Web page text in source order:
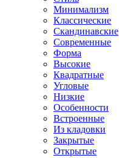
Минимализм
Классические
Скандинавские
Современные
Форма
Высокие
Квадратные
Угловые
Низкие
Особенности
Встроенные
Из кладовки
Закрытые
Открытые